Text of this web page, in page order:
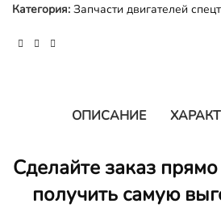
Категория: Запчасти двигателей
ОПИСАНИЕ
Сделайте заказ
получить самую